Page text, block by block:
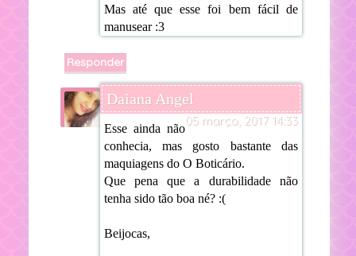
Mas até que esse foi bem fácil de
manusear :3
Responder
Daiana Angel
05 março, 2017 14:33
Esse ainda não
conhecia, mas gosto bastante das
maquiagens do O Boticário.
Que pena que a durabilidade não
tenha sido tão boa né? :(
Beijocas,